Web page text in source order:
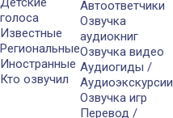
голоса
Известные
Региональные
Иностранные
Кто озвучил
Автоответчики
Озвучка
аудиокниг
Озвучка видео
Аудиогиды /
Аудиоэкскурсии
Озвучка игр
Перевод /